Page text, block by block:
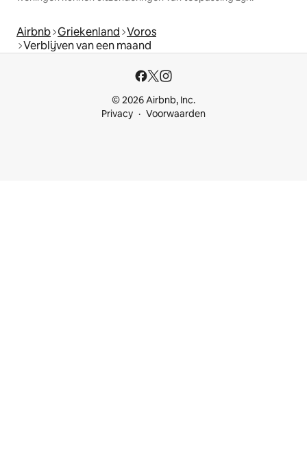
Airbnb Griekenland Voros
Verblijven van een maand
© 2026 Airbnb, Inc.
Privacy
Voorwaarden